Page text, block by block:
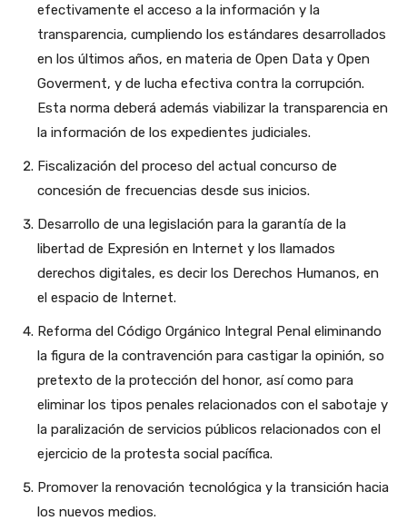
efectivamente el acceso a la información y la
transparencia, cumpliendo los estándares desarrollados
en los últimos años, en materia de Open Data y Open
Goverment, y de lucha efectiva contra la corrupción.
Esta norma deberá además viabilizar la transparencia en
la información de los expedientes judiciales.
Fiscalización del proceso del actual concurso de
concesión de frecuencias desde sus inicios.
Desarrollo de una legislación para la garantía de la
libertad de Expresión en Internet y los llamados
derechos digitales, es decir los Derechos Humanos, en
el espacio de Internet.
Reforma del Código Orgánico Integral Penal eliminando
la figura de la contravención para castigar la opinión, so
pretexto de la protección del honor, así como para
eliminar los tipos penales relacionados con el sabotaje y
la paralización de servicios públicos relacionados con el
ejercicio de la protesta social pacífica.
Promover la renovación tecnológica y la transición hacia
los nuevos medios.